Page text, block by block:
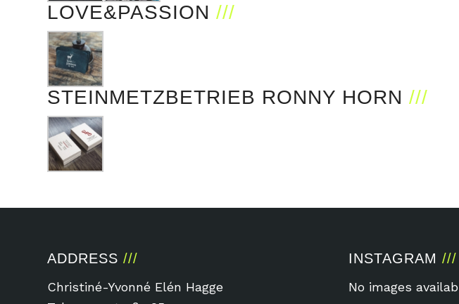
LOVE&PASSION
STEINMETZBETRIEB RONNY HORN
ADDRESS
Christiné-Yvonné Elén Hagge
INSTAGRAM
No images